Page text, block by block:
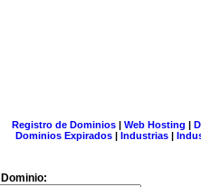
Registro de Dominios| Web Hosting |
Dominios Expirados | Industrias |